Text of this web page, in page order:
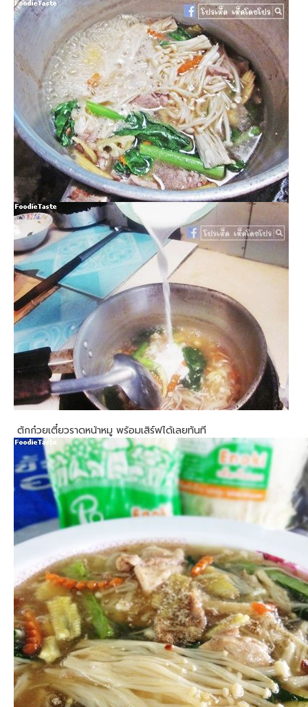
ตักก๋วยเตี๋ยวราดหน้าหมู พร้อมเสิร์ฟได้เลยทันที